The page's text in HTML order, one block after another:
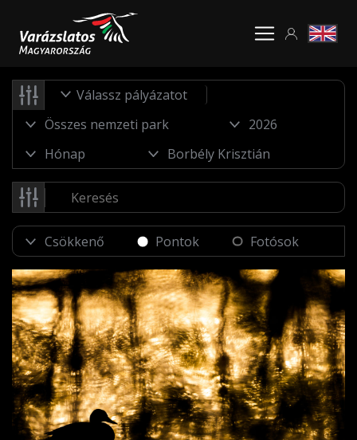
Válassz pályázatot
Pontok Fotósok